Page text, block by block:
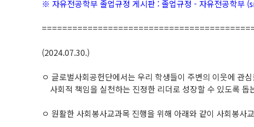
※ 자유전공학부 졸업규정 게시판 : 졸업규정 - 자유전공학부
(2024.07.30.)
ㅇ 글로벌사회공헌단에서는 우리 학생들이 주변의 이웃에 관
사회적 책임을 실천하는 진정한 리더로 성장할 수 있도록
ㅇ 원활한 사회봉사교과목 진행을 위해 아래와 같이 사회봉